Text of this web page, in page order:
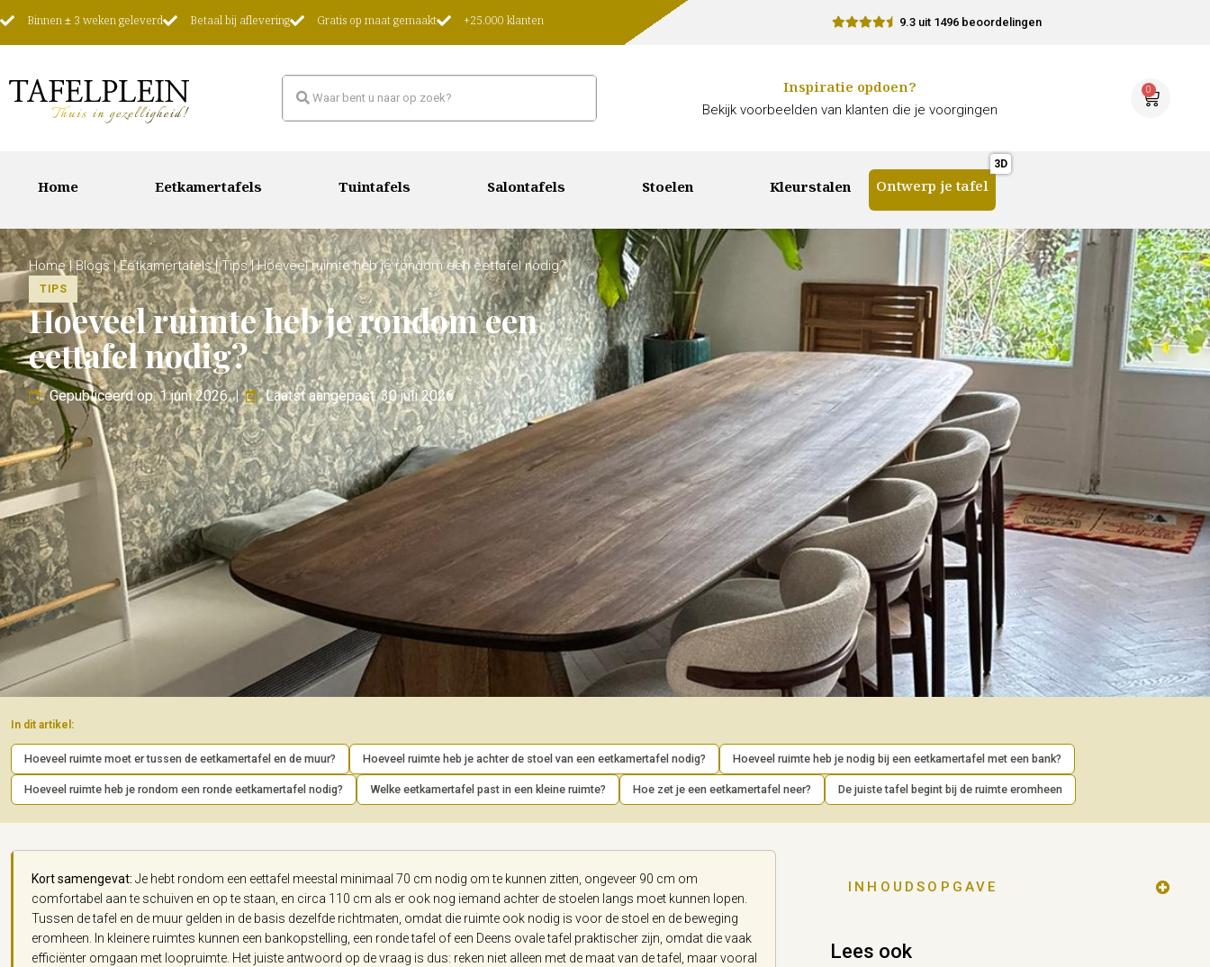
Binnen ± 3 weken geleverd Betaal bij aflevering Gratis op maat gemaakt +25.000 klanten 9.3 uit 1496 beoordelingen
Inspiratie opdoen?
Bekijk voorbeelden van klanten die je voorgingen
0
Home Eetkamertafels Tuintafels Salontafels Stoelen Kleurstalen Ontwerp je tafel
Home|Blogs|Eetkamertafels|Tips|Hoeveel ruimte heb je rondom een eettafel nodig?
TIPS
Hoeveel ruimte heb je rondom een
eettafel nodig?
Gepubliceerd op: 1 juni 2026 | Laatst aangepast: 30 juli 2026
In dit artikel:
Hoeveel ruimte moet er tussen de eetkamertafel en de muur? Hoeveel ruimte heb je achter de stoel van een eetkamertafel nodig? Hoeveel ruimte heb je nodig bij een eetkamertafel met een bank?
Hoeveel ruimte heb je rondom een ronde eetkamertafel nodig? Welke eetkamertafel past in een kleine ruimte? Hoe zet je een eetkamertafel neer? De juiste tafel begint bij de ruimte eromheen
Kort samengevat: Je hebt rondom een eettafel meestal minimaal 70 cm nodig om te kunnen zitten, ongeveer 90 cm om
comfortabel aan te schuiven en op te staan, en circa 110 cm als er ook nog iemand achter de stoelen langs moet kunnen lopen.
Tussen de tafel en de muur gelden in de basis dezelfde richtmaten, omdat die ruimte ook nodig is voor de stoel en de beweging
eromheen. In kleinere ruimtes kunnen een bankopstelling, een ronde tafel of een Deens ovale tafel praktischer zijn, omdat die vaak
efficiënter omgaan met loopruimte. Het juiste antwoord op de vraag is dus: reken niet alleen met de maat van de tafel, maar vooral
INHOUDSOPGAVE
Lees ook